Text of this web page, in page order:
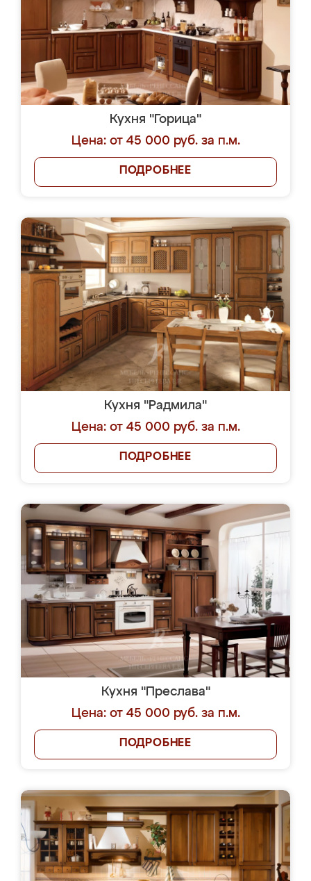
Кухня "Горица"
Цена: от 45 000 руб. за п.м.
ПОДРОБНЕЕ
Кухня "Радмила"
Цена: от 45 000 руб. за п.м.
ПОДРОБНЕЕ
Кухня "Преслава"
Цена: от 45 000 руб. за п.м.
ПОДРОБНЕЕ